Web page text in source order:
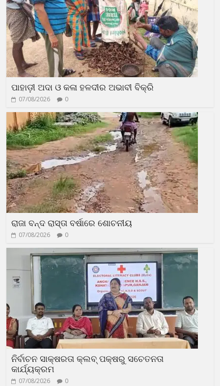
ପାହାଡ଼ୀ ଅଦା ଓ କଳା ହଳଦୀର ଅଭାବୀ ବିକ୍ରି
07/08/2026 0
ରାଜା ବନ୍ଦ ରାସ୍ତା ବର୍ଷାରେ ଶୋଚନୀୟ
07/08/2026 0
ନିର୍ବାଚନ ସାକ୍ଷରତା କ୍ଲବ୍ ପକ୍ଷରୁ ସଚେତନତା
କାର୍ଯ୍ୟକ୍ରମ
07/08/2026 0